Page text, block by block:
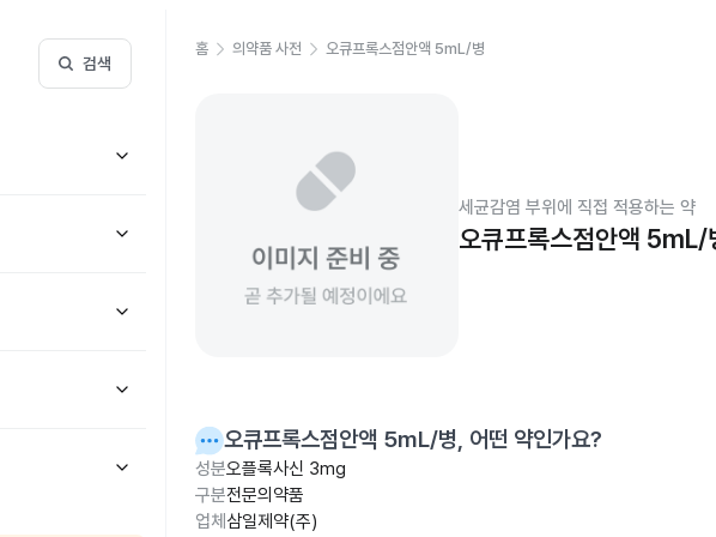
검색
홈 의약품 사전 오큐프록스점안액 5mL/병
세균감염 부위에 직접 적용하는 약
오큐프록스점안액 5mL/
오큐프록스점안액 5mL/병, 어떤 약인가요?
성분오플록사신 3mg
구분전문의약품
업체 삼일제약(주)